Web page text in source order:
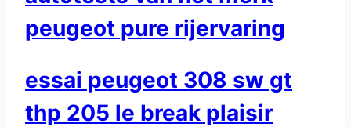
peugeot pure rijervaring
essai peugeot 308 sw gt
thp 205 le break plaisir